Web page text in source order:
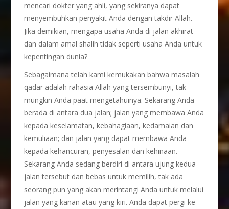
mencari dokter yang ahli, yang sekiranya dapat
menyembuhkan penyakit Anda dengan takdir Allah.
Jika demikian, mengapa usaha Anda di jalan akhirat
dan dalam amal shalih tidak seperti usaha Anda untuk
kepentingan dunia?
Sebagaimana telah kami kemukakan bahwa masalah
qadar adalah rahasia Allah yang tersembunyi, tak
mungkin Anda paat mengetahuinya. Sekarang Anda
berada di antara dua jalan; jalan yang membawa Anda
kepada keselamatan, kebahagiaan, kedamaian dan
kemuliaan; dan jalan yang dapat membawa Anda
kepada kehancuran, penyesalan dan kehinaan.
Sekarang Anda sedang berdiri di antara ujung kedua
jalan tersebut dan bebas untuk memilih, tak ada
seorang pun yang akan merintangi Anda untuk melalui
jalan yang kanan atau yang kiri. Anda dapat pergi ke